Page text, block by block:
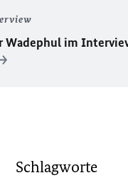
Wadephul im
Schlagworte